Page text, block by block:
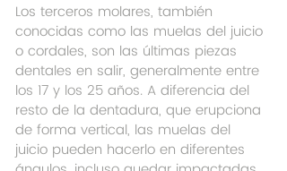
Los terceros molares, también
conocidas como las muelas del juicio
o cordales, son las últimas piezas
dentales en salir, generalmente entre
los 17 y los 25 años. A diferencia del
resto de la dentadura, que erupciona
de forma vertical, las muelas del
juicio pueden hacerlo en diferentes